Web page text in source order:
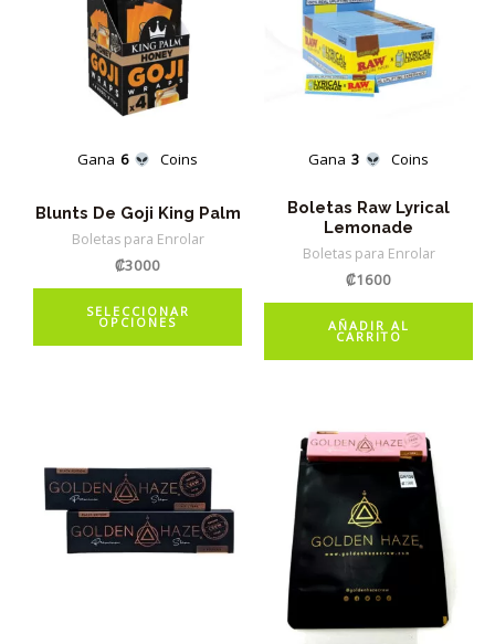
Gana 6 Coins
Blunts De Goji King Palm
Boletas para Enrolar
₡3000
SELECCIONAR
OPCIONES
Este
tiene
opciones
pueden
Gana 3 Coins
Boletas Raw Lyrical
Lemonade
Boletas para Enrolar
₡1600
AÑADIR AL
CARRITO